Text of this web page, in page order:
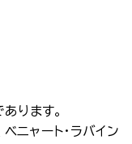
ります。
ニャート・ラバイン